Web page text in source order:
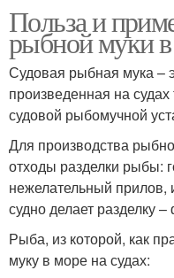
Польза и
рыбной муки
Судовая рыбная мука –
произведенная на
судовой рыбомучной
Для производства
отходы разделки рыбы:
нежелательный прилов,
судно делает разделку
Рыба, из которой, как
муку в море на судах: